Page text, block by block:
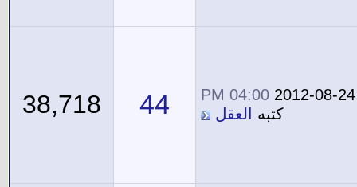
2012-08-24
04:00 PM
كتبه
العقل 44
38,718